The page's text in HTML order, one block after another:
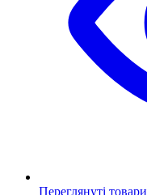
Переглянуті товари